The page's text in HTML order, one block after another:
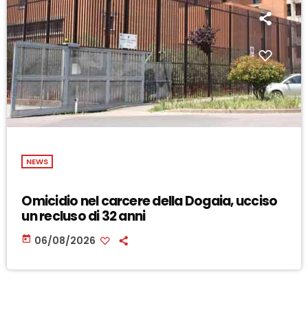
NEWS
Omicidio nel carcere della Dogaia, ucciso
un recluso di 32 anni
today 06/08/2026